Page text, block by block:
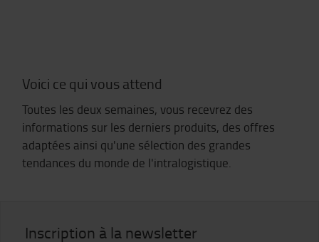
Voici ce qui vous attend
Toutes les deux semaines, vous recevrez des
informations sur les derniers produits, des offres
adaptées ainsi qu'une sélection des grandes
tendances du monde de l'intralogistique.
Inscription à la newsletter